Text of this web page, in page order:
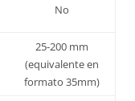
No
25-200 mm
(equivalente en
formato 35mm)